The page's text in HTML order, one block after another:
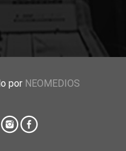
por NEOMEDIOS